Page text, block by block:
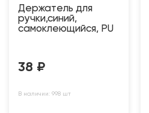
Держатель для
ручки,синий,
самоклеющийся, PU
38 ₽
В наличии: 998 шт